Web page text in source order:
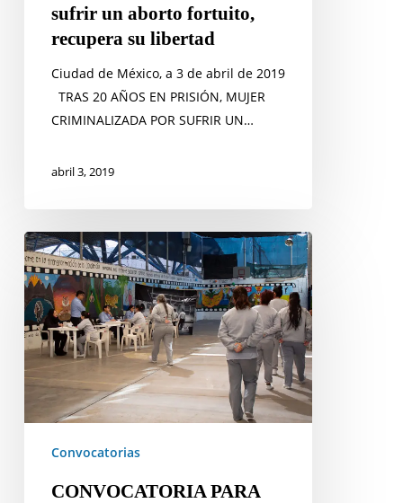
libertadsufrir un aborto fortuito,
recupera su libertad
Ciudad de México, a 3 de abril de 2019
TRAS 20 AÑOS EN PRISIÓN, MUJER
CRIMINALIZADA POR SUFRIR UN…
abril 3, 2019
CONVOCATORIA
PARA
INTEGRARSE
AL
ÁREA
DE
INVESTIGACIÓN
Convocatorias
CONVOCATORIA PARA